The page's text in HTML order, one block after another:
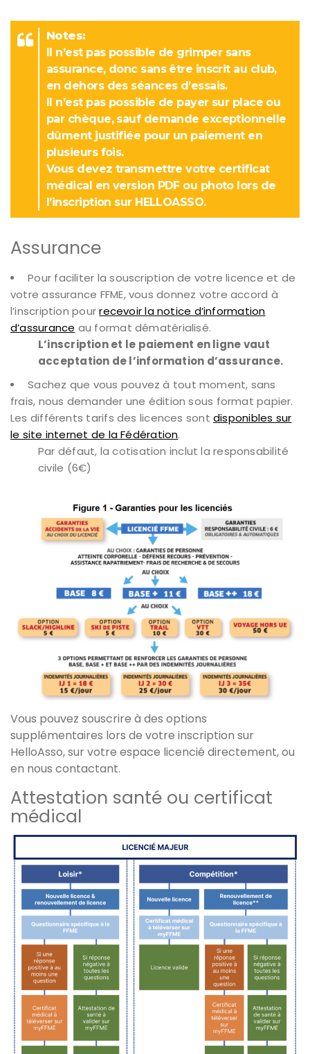
Notes:
Il n’est pas possible de grimper sans
assurance, donc sans être inscrit au club,
en dehors des séances d’essais.
Il n’est pas possible de payer sur place ou
par chèque, sauf demande exceptionnelle
dûment justifiée pour un paiement en
plusieurs fois.
Vous devez transmettre votre certificat
médical en version PDF ou photo lors de
l’inscription sur HELLOASSO.
Assurance
Pour faciliter la souscription de votre licence et de
votre assurance FFME, vous donnez votre accord à
l’inscription pourrecevoir la notice d’information
d’assurance au format dématérialisé.
L’inscription et le paiement en ligne vaut
acceptation de l’information d’assurance.
Sachez que vous pouvez à tout moment, sans
frais, nous demander une édition sous format papier.
Les différents tarifs des licences sontdisponibles sur
le site internet de la Fédération.
Par défaut, la cotisation inclut la responsabilité
civile (6€)
Vous pouvez souscrire à des options
supplémentaires lors de votre inscription sur
HelloAsso, sur votre espace licencié directement, ou
en nous contactant.
Attestation santé ou certificat
médical